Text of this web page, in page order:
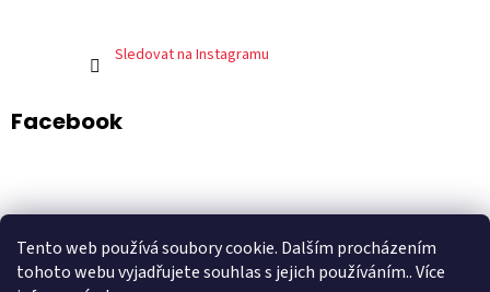
Tento web používá soubory cookie. Dalším procházením
tohoto webu vyjadřujete souhlas s jejich používáním.. Více
Sledovat na Instagramu
Facebook
Shoptet.cz